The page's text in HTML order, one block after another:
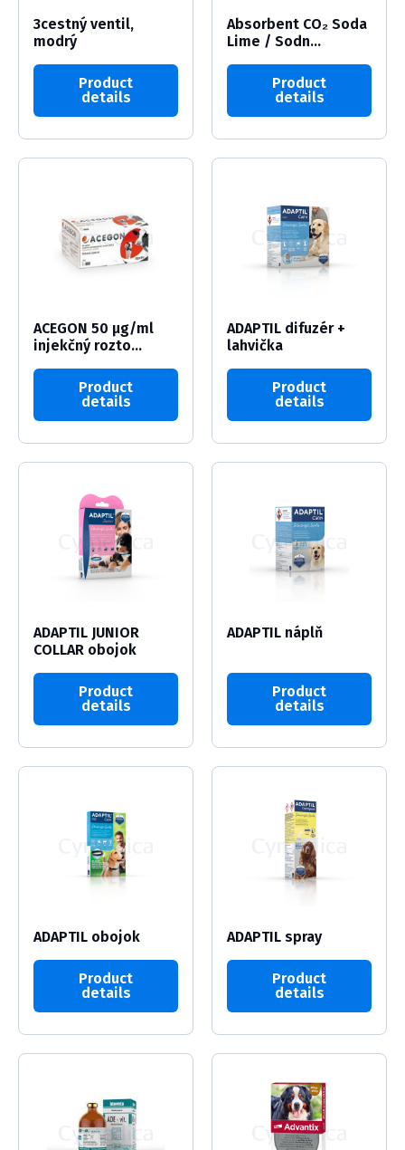
3cestný ventil,
modrý
Product
details
Absorbent CO₂ Soda
Lime / Sodn...
Product
details
ACEGON 50 µg/ml
injekčný rozto...
Product
details
ADAPTIL difuzér +
lahvička
Product
details
ADAPTIL JUNIOR
COLLAR obojok
Product
details
ADAPTIL náplň
Product
details
ADAPTIL obojok
Product
details
ADAPTIL spray
Product
details